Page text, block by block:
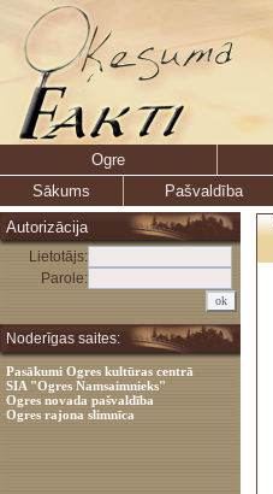
Ogre
Sākums
Pašvaldība
Autorizācija
Lietotājs:
Parole:
Noderīgas saites:
Pasākumi Ogres kultūras centrā
SIA "Ogres Namsaimnieks"
Ogres novada pašvaldība
Ogres rajona slimnīca